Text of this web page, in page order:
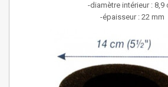
-diamètre intérieur : 8,9
-épaisseur : 22 mm